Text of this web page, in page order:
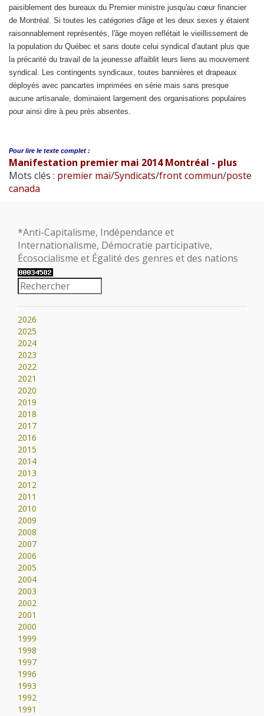
paisiblement des bureaux du Premier ministre jusqu'au cœur financier
de Montréal. Si toutes les catégories d'âge et les deux sexes y étaient
raisonnablement représentés, l'âge moyen reflétait le vieillissement de
la population du Québec et sans doute celui syndical d'autant plus que
la précarité du travail de la jeunesse affaiblit leurs liens au mouvement
syndical. Les contingents syndicaux, toutes bannières et drapeaux
déployés avec pancartes imprimées en série mais sans presque
aucune artisanale, dominaient largement des organisations populaires
pour ainsi dire à peu près absentes.
Pour lire le texte complet :
Manifestation premier mai 2014 Montréal - plus
Mots clés : premier mai/Syndicats/front commun/poste
canada
*Anti-Capitalisme, Indépendance et
Internationalisme, Démocratie participative,
Écosocialisme et Égalité des genres et des nations
2026
2025
2024
2023
2022
2021
2020
2019
2018
2017
2016
2015
2014
2013
2012
2011
2010
2009
2008
2007
2006
2005
2004
2003
2002
2001
2000
1999
1998
1997
1996
1993
1992
1991